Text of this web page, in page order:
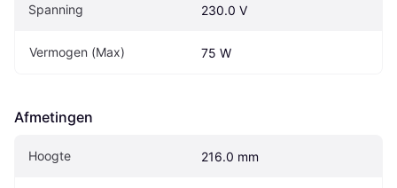
Spanning 230.0 V
Vermogen (Max) 75 W
Afmetingen
Hoogte 216.0 mm